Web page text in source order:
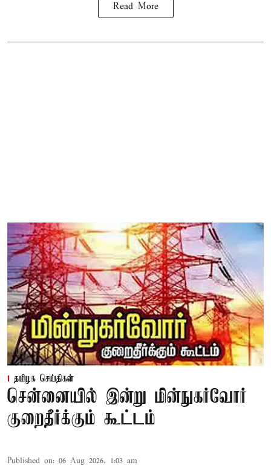
Read More
தமிழக செய்திகள்
சென்னையில் இன்று மின்நுகர்வோர்
குறைதீர்க்கும் கூட்டம்
Published on: 06 Aug 2026, 1:03 am